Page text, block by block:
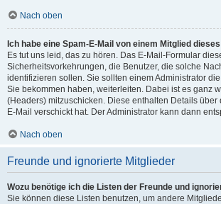
Nach oben
Ich habe eine Spam-E-Mail von einem Mitglied
Es tut uns leid, das zu hören. Das E-Mail-Formular
Sicherheitsvorkehrungen, die Benutzer, die solche
identifizieren sollen. Sie sollten einem Administrator
Sie bekommen haben, weiterleiten. Dabei ist es ganz
(Headers) mitzuschicken. Diese enthalten Details über
E-Mail verschickt hat. Der Administrator kann dann
Nach oben
Freunde und ignorierte Mitglieder
Wozu benötige ich die Listen der Freunde und
Sie können diese Listen benutzen, um andere